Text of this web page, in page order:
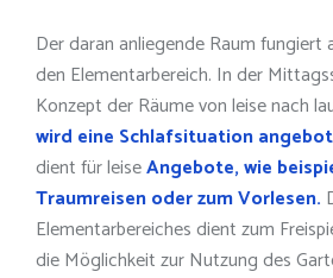
Der daran anliegende Raum fungiert
den Elementarbereich. In der
Konzept der Räume von leise nach
wird eine Schlafsituation
dient für leiseAngebote, wie
Traumreisen oder zum Vorlesen.
Elementarbereiches dient zum
die Möglichkeit zur Nutzung des